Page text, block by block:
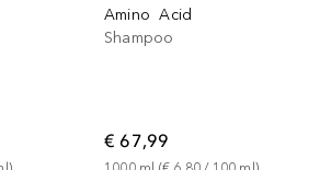
Amino Acid
Shampoo
€ 67,99